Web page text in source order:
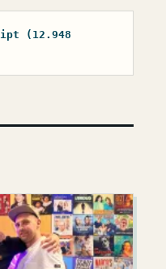
(12.948